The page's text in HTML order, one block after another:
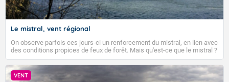
Le mistral, vent régional
On observe parfois ces jours-ci un renforcement du mistral, en lien avec
des conditions propices de feux de forêt. Mais qu'est-ce que le mistral ?
Quelles sont ses caractéristiques ? Le mistral est un vent régional,
turbulent et généralement sec, pouvant souffler à une vitesse moyenne
de 50 km/h et atteindre 80 à 100 km/h en rafales, parfois davantage. Il
parcourt la basse vallée du Rhône et la Provence et envahit le littoral
VENT